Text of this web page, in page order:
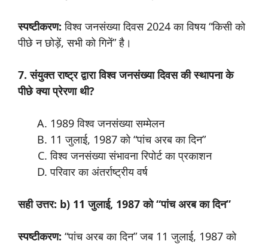
स्पष्टीकरण: विश्व जनसंख्या दिवस 2024 का विषय “किसी को
पीछे न छोड़ें, सभी को गिनें” है।
7. संयुक्त राष्ट्र द्वारा विश्व जनसंख्या दिवस की स्थापना के
पीछे क्या प्रेरणा थी?
1989 विश्व जनसंख्या सम्मेलन
11 जुलाई, 1987 को “पांच अरब का दिन”
विश्व जनसंख्या संभावना रिपोर्ट का प्रकाशन
परिवार का अंतर्राष्ट्रीय वर्ष
सही उत्तर: b) 11 जुलाई, 1987 को “पांच अरब का दिन”
स्पष्टीकरण: “पांच अरब का दिन” जब 11 जुलाई, 1987 को